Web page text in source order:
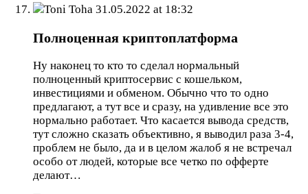
Toni Toha 31.05.2022 at 18:32
Полноценная криптоплатформа
Ну наконец то кто то сделал нормальный
полноценный криптосервис с кошельком,
инвестициями и обменом. Обычно что то одно
предлагают, а тут все и сразу, на удивление все это
нормально работает. Что касается вывода средств,
тут сложно сказать объективно, я выводил раза 3-4,
проблем не было, да и в целом жалоб я не встречал
особо от людей, которые все четко по офферте
делают…